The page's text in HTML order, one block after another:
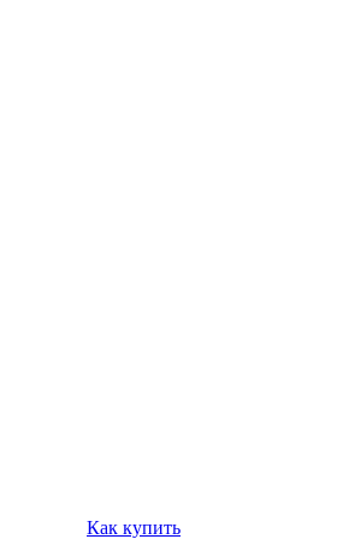
Как купить